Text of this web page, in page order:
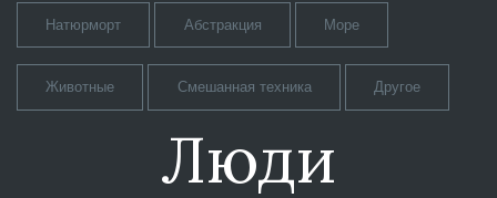
Натюрморт Абстракция Море
Животные Смешанная техника Другое
Люди